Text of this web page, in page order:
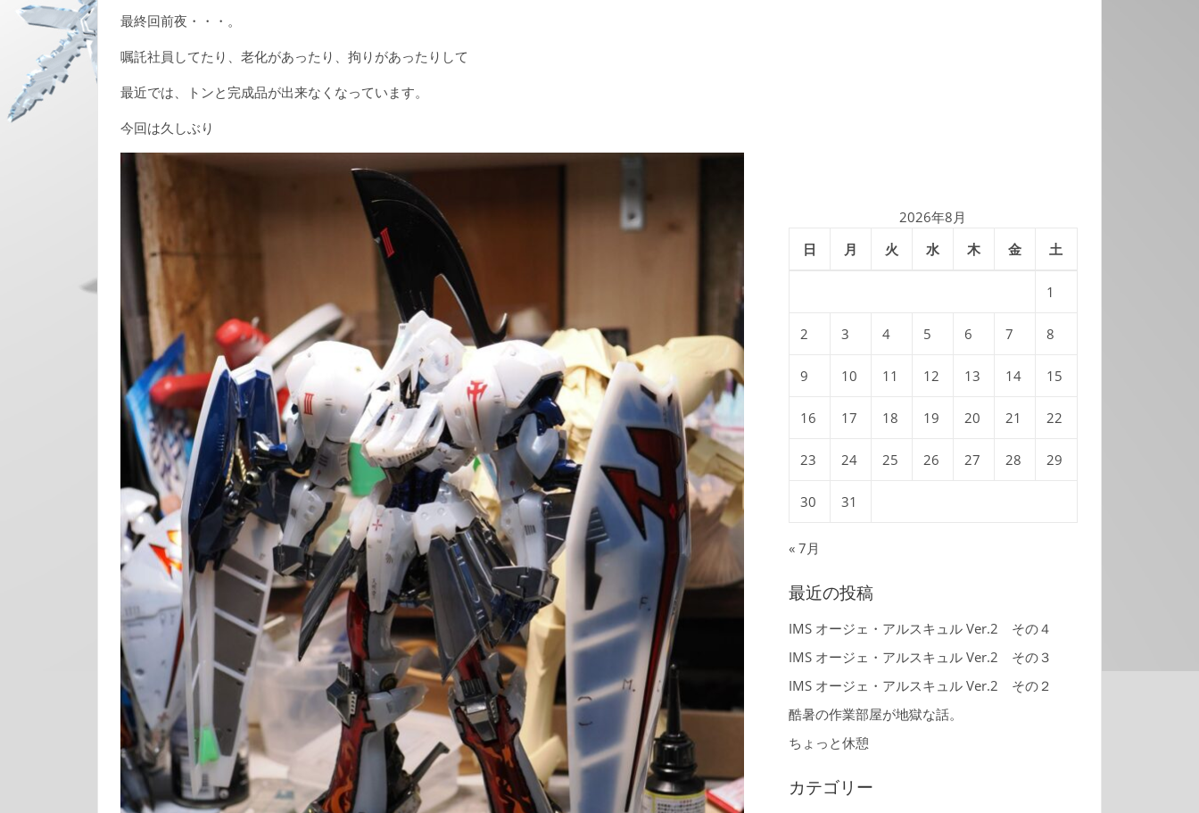
最終回前夜・・・。
嘱託社員してたり、老化があったり、拘りがあったりして
最近では、トンと完成品が出来なくなっています。
今回は久しぶり
2026年8月
日
月 火 水 木 金 土
1
2 3 4 5 6 7 8
9 10 11 12 13 14 15
16 17 18 19 20 21 22
23 24 25 26 27 28 29
30 31
« 7月
最近の投稿
IMS オージェ・アルスキュル Ver.2 その４
IMS オージェ・アルスキュル Ver.2 その３
IMS オージェ・アルスキュル Ver.2 その２
酷暑の作業部屋が地獄な話。
ちょっと休憩
カテゴリー